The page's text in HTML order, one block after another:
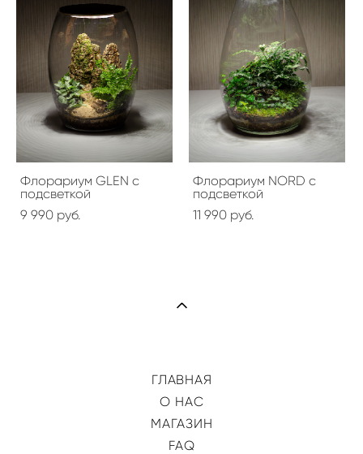
Флорариум GLEN с
подсветкой
9 990 pуб.
Флорариум NORD с
подсветкой
11 990 pуб.
ГЛАВНАЯ
О НАС
МАГАЗИН
FAQ